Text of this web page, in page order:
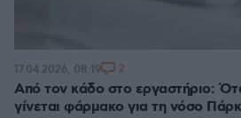
Από τον κάδο στο εργαστήριο:
γίνεται φάρμακο για τη νόσο
17.04.2026, 08:19 2